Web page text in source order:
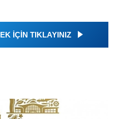
İÇİN TIKLAYINIZ